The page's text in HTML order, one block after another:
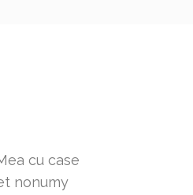
cu case
nonumy